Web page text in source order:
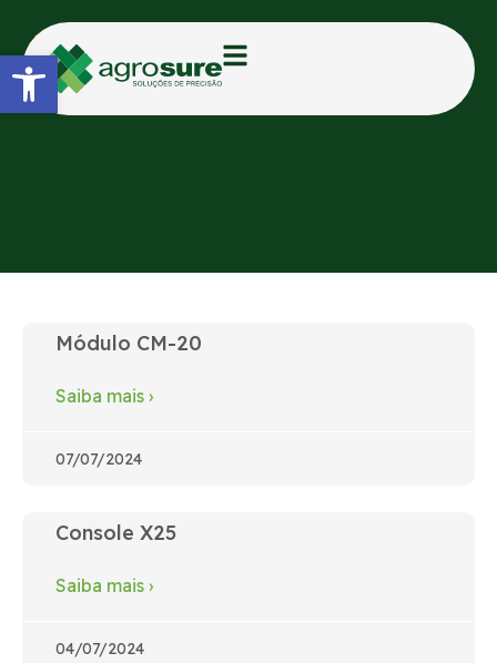
Módulo CM-20
Saiba mais ›
07/07/2024
Console X25
Saiba mais ›
04/07/2024
Abrir a barra de ferramentas